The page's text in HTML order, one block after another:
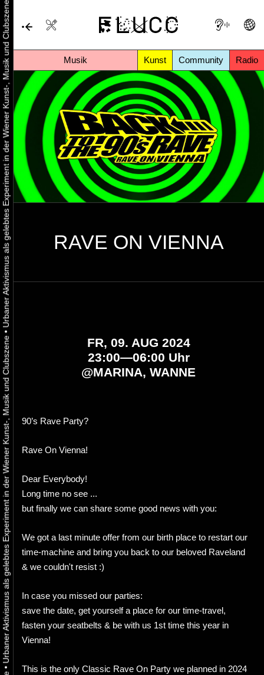
Musik Kunst Community Radio
•
Urbaner Aktivismus als gelebtes Experiment in der Wiener Kunst-, Musik und Clubszene
•
Urbaner Aktivismus als gelebtes Experiment in der Wiener Kunst-, Musik und Clubszene RAVE ON VIENNA
FR, 09. AUG 2024
23:00—06:00 Uhr
@MARINA, WANNE
90’s Rave Party?
Rave On Vienna!
Dear Everybody!
Long time no see ...
but finally we can share some good news with you:
We got a last minute offer from our birth place to restart our
time-machine and bring you back to our beloved Raveland
& we couldn't resist :)
In case you missed our parties:
save the date, get yourself a place for our time-travel,
fasten your seatbelts & be with us 1st time this year in
Vienna!
This is the only Classic Rave On Party we planned in 2024